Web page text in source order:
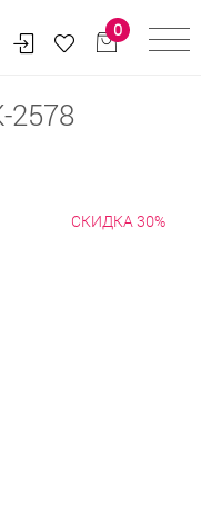
0
СКИДКА 30%